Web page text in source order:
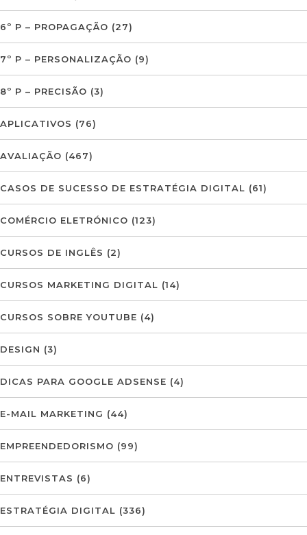
6º P – PROPAGAÇÃO (27)
7º P – PERSONALIZAÇÃO (9)
8º P – PRECISÃO (3)
APLICATIVOS (76)
AVALIAÇÃO (467)
CASOS DE SUCESSO DE ESTRATÉGIA DIGITAL (61)
COMÉRCIO ELETRÓNICO (123)
CURSOS DE INGLÊS (2)
CURSOS MARKETING DIGITAL (14)
CURSOS SOBRE YOUTUBE (4)
DESIGN (3)
DICAS PARA GOOGLE ADSENSE (4)
E-MAIL MARKETING (44)
EMPREENDEDORISMO (99)
ENTREVISTAS (6)
ESTRATÉGIA DIGITAL (336)